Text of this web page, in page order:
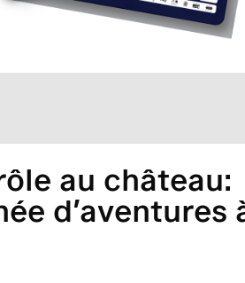
au château:
d’aventures